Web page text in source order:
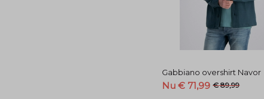
Gabbiano overshirt Navor
Nu € 71,99 € 89,99